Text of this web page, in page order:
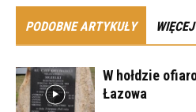
PODOBNE ARTYKUŁY
W hołdzie
Łazowa